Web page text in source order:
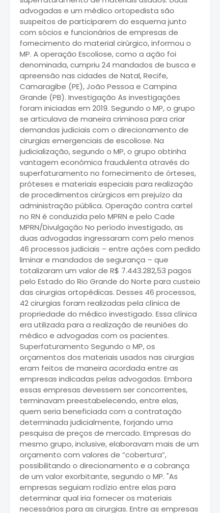
advogadas e um médico ortopedista são
suspeitos de participarem do esquema junto
com sócios e funcionários de empresas de
fornecimento do material cirúrgico, informou o
MP. A operação Escoliose, como a ação foi
denominada, cumpriu 24 mandados de busca e
apreensão nas cidades de Natal, Recife,
Camaragibe (PE), João Pessoa e Campina
Grande (PB). Investigação As investigações
foram iniciadas em 2019. Segundo o MP, o grupo
se articulava de maneira criminosa para criar
demandas judiciais com o direcionamento de
cirurgias emergenciais de escoliose. Na
judicialização, segundo o MP, o grupo obtinha
vantagem econômica fraudulenta através do
superfaturamento no fornecimento de órteses,
próteses e materiais especiais para realização
de procedimentos cirúrgicos em prejuízo da
administração pública. Operação contra cartel
no RN é conduzida pelo MPRN e pelo Cade
MPRN/Divulgação No período investigado, as
duas advogadas ingressaram com pelo menos
46 processos judiciais – entre ações com pedido
liminar e mandados de segurança – que
totalizaram um valor de R$ 7.443.282,53 pagos
pelo Estado do Rio Grande do Norte para custeio
das cirurgias ortopédicas. Desses 46 processos,
42 cirurgias foram realizadas pela clínica de
propriedade do médico investigado. Essa clínica
era utilizada para a realização de reuniões do
médico e advogadas com os pacientes.
Superfaturamento Segundo o MP, os
orçamentos dos materiais usados nas cirurgias
eram feitos de maneira acordada entre as
empresas indicadas pelas advogadas. Embora
essas empresas devessem ser concorrentes,
terminavam preestabelecendo, entre elas,
quem seria beneficiada com a contratação
determinada judicialmente, forjando uma
pesquisa de preços de mercado. Empresas do
mesmo grupo, inclusive, elaboravam mais de um
orçamento com valores de “cobertura”,
possibilitando o direcionamento e a cobrança
de um valor exorbitante, segundo o MP. "As
empresas seguiam rodízio entre elas para
determinar qual iria fornecer os materiais
necessários para as cirurgias. Entre as empresas